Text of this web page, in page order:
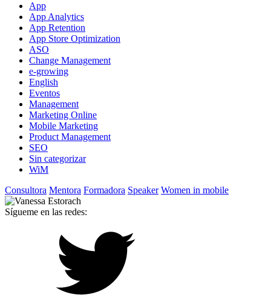
App
App Analytics
App Retention
App Store Optimization
ASO
Change Management
e-growing
English
Eventos
Management
Marketing Online
Mobile Marketing
Product Management
SEO
Sin categorizar
WiM
Consultora Mentora Formadora Speaker Women in mobile
Sígueme en las redes: